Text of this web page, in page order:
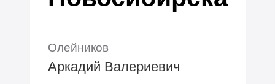
Олейников
Аркадий Валериевич